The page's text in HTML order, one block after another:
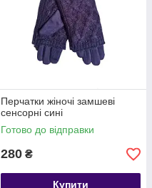
Перчатки жіночі замшеві
сенсорні сині
Готово до відправки
280 ₴
Купити